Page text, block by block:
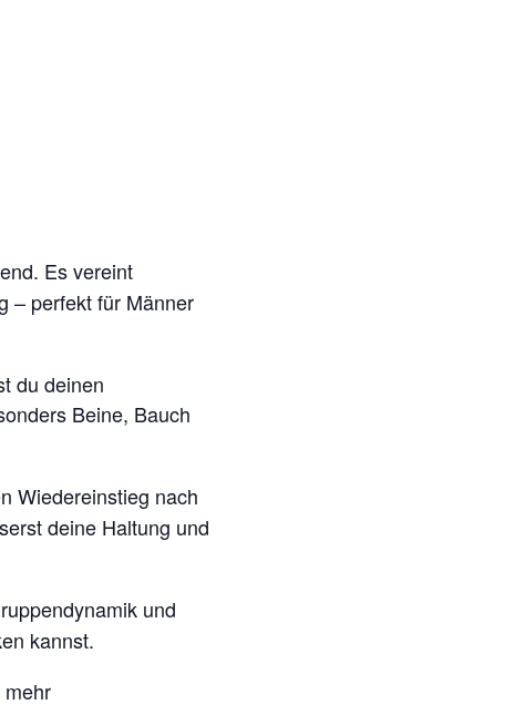
Es vereint
– perfekt für Männer
du deinen
Beine, Bauch
Wiedereinstieg nach
deine Haltung und
und
kannst.